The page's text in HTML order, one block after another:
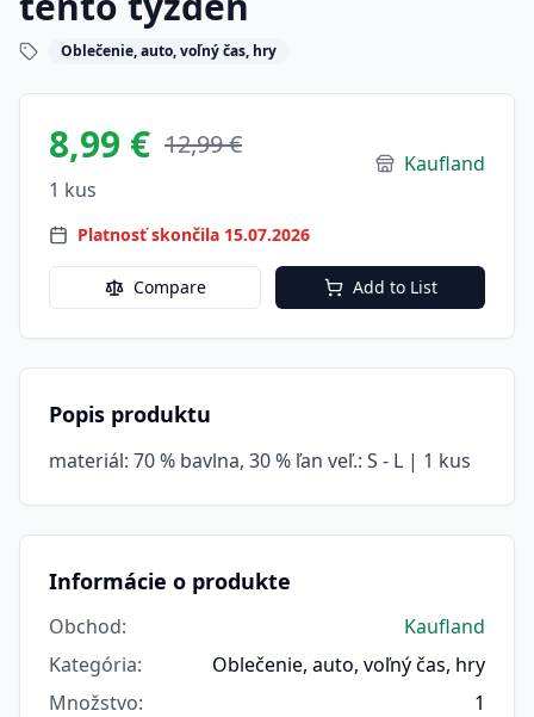
Oblečenie, auto, voľný čas, hry
8,99 € 12,99 €
1 kus
Kaufland
Platnosť skončila 15.07.2026
Compare Add to List
Popis produktu
materiál: 70 % bavlna, 30 % ľan veľ.: S - L | 1 kus
Informácie o produkte
Obchod:
Kaufland
Kategória:
Oblečenie, auto, voľný čas, hry
Množstvo: 1